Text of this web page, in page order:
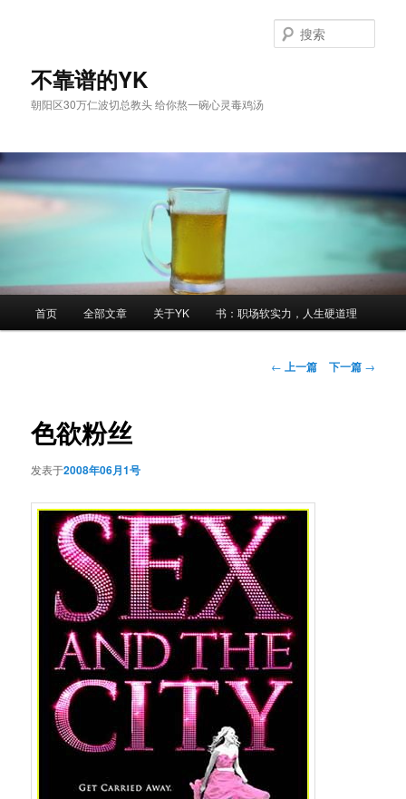
不靠谱的YK
朝阳区30万仁波切总教头 给你熬一碗心灵毒鸡汤
索
首页 全部文章 关于YK 书：职场软实力，人生硬道理
文← 上一篇 下一篇 →
色欲粉丝
发表于2008年06月1号